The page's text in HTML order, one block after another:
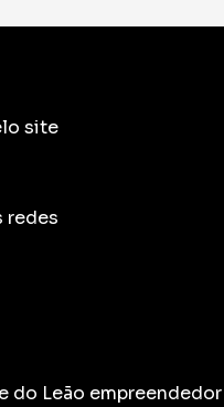
site
redes
do Leão empreendedor